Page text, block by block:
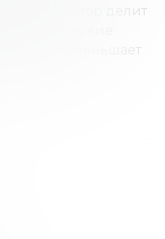
инвестор делит
он уменьшает